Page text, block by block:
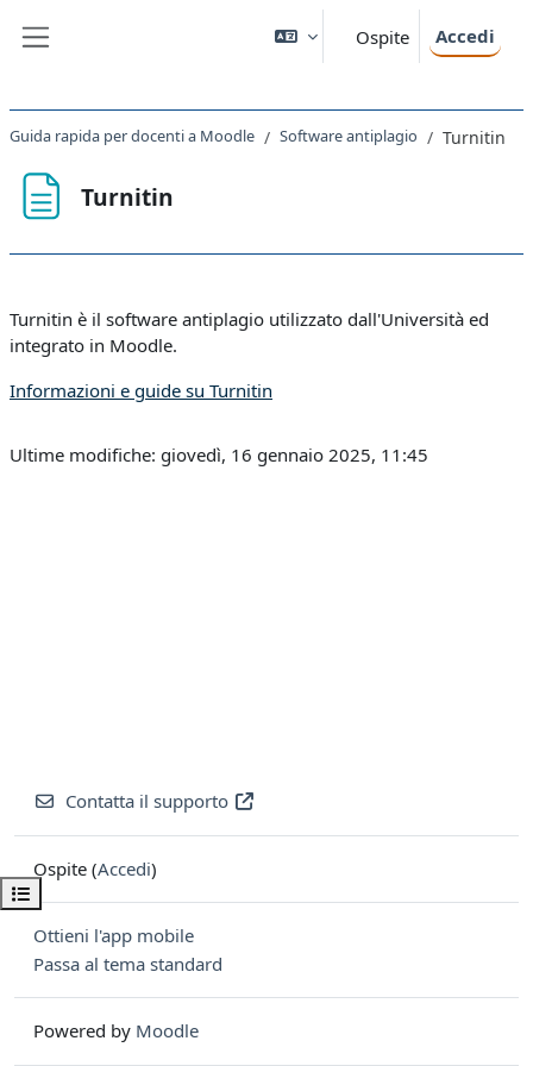
Ospite Accedi
Apri indice del corso
Guida rapida per docenti a Moodle Software antiplagio Turnitin
Turnitin
Turnitin è il software antiplagio utilizzato dall'Università ed
integrato in Moodle.
Informazioni e guide su Turnitin
Ultime modifiche: giovedì, 16 gennaio 2025, 11:45
Contatta il supporto
Ospite (Accedi)
Ottieni l'app mobile
Passa al tema standard
Powered by Moodle